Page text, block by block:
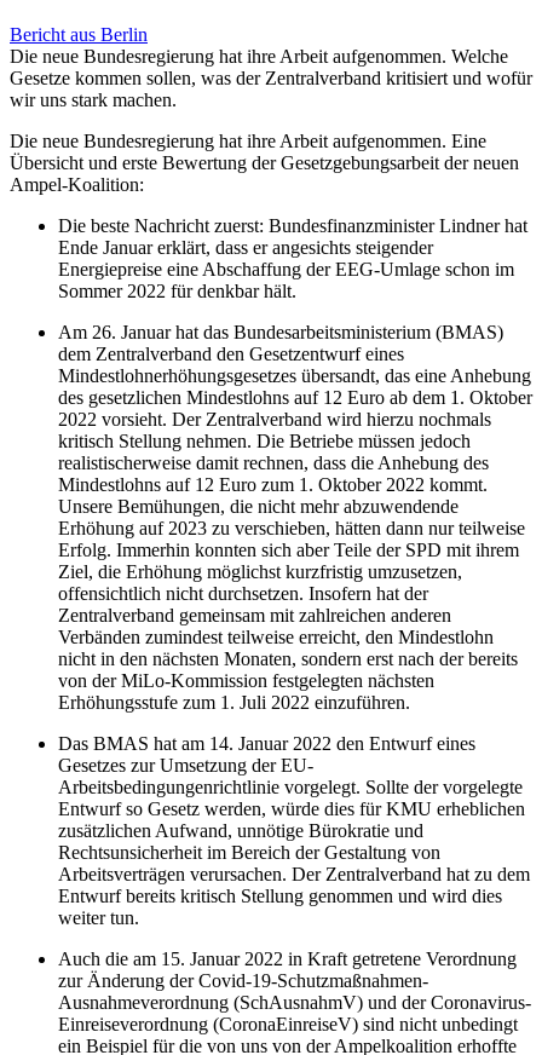
Bericht aus Berlin
Die neue Bundesregierung hat ihre Arbeit aufgenommen. Welche
Gesetze kommen sollen, was der Zentralverband kritisiert und wofür
wir uns stark machen.
Die neue Bundesregierung hat ihre Arbeit aufgenommen. Eine
Übersicht und erste Bewertung der Gesetzgebungsarbeit der neuen
Ampel-Koalition:
Die beste Nachricht zuerst: Bundesfinanzminister Lindner hat
Ende Januar erklärt, dass er angesichts steigender
Energiepreise eine Abschaffung der EEG-Umlage schon im
Sommer 2022 für denkbar hält.
Am 26. Januar hat das Bundesarbeitsministerium (BMAS)
dem Zentralverband den Gesetzentwurf eines
Mindestlohnerhöhungsgesetzes übersandt, das eine Anhebung
des gesetzlichen Mindestlohns auf 12 Euro ab dem 1. Oktober
2022 vorsieht. Der Zentralverband wird hierzu nochmals
kritisch Stellung nehmen. Die Betriebe müssen jedoch
realistischerweise damit rechnen, dass die Anhebung des
Mindestlohns auf 12 Euro zum 1. Oktober 2022 kommt.
Unsere Bemühungen, die nicht mehr abzuwendende
Erhöhung auf 2023 zu verschieben, hätten dann nur teilweise
Erfolg. Immerhin konnten sich aber Teile der SPD mit ihrem
Ziel, die Erhöhung möglichst kurzfristig umzusetzen,
offensichtlich nicht durchsetzen. Insofern hat der
Zentralverband gemeinsam mit zahlreichen anderen
Verbänden zumindest teilweise erreicht, den Mindestlohn
nicht in den nächsten Monaten, sondern erst nach der bereits
von der MiLo-Kommission festgelegten nächsten
Erhöhungsstufe zum 1. Juli 2022 einzuführen.
Das BMAS hat am 14. Januar 2022 den Entwurf eines
Gesetzes zur Umsetzung der EU-
Arbeitsbedingungenrichtlinie vorgelegt. Sollte der vorgelegte
Entwurf so Gesetz werden, würde dies für KMU erheblichen
zusätzlichen Aufwand, unnötige Bürokratie und
Rechtsunsicherheit im Bereich der Gestaltung von
Arbeitsverträgen verursachen. Der Zentralverband hat zu dem
Entwurf bereits kritisch Stellung genommen und wird dies
weiter tun.
Auch die am 15. Januar 2022 in Kraft getretene Verordnung
zur Änderung der Covid-19-Schutzmaßnahmen-
Ausnahmeverordnung (SchAusnahmV) und der Coronavirus-
Einreiseverordnung (CoronaEinreiseV) sind nicht unbedingt
ein Beispiel für die von uns von der Ampelkoalition erhoffte